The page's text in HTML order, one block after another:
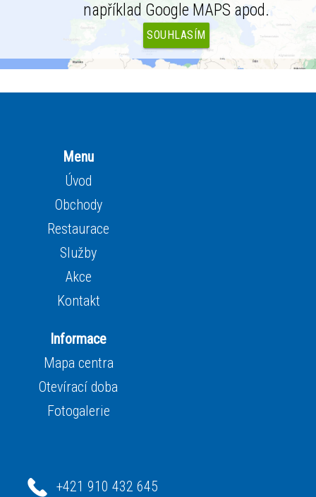
například Google MAPS apod.
SOUHLASÍM
Menu
Úvod
Obchody
Restaurace
Služby
Akce
Kontakt
Informace
Mapa centra
Otevírací doba
Fotogalerie
+421 910 432 645